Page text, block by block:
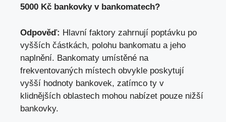
5000 Kč bankovky v bankomatech?
Odpověď: Hlavní faktory zahrnují poptávku po
vyšších částkách, polohu bankomatu a jeho
naplnění. Bankomaty umístěné na
frekventovaných místech obvykle poskytují
vyšší hodnoty bankovek, zatímco ty v
klidnějších oblastech mohou nabízet pouze nižší
bankovky.